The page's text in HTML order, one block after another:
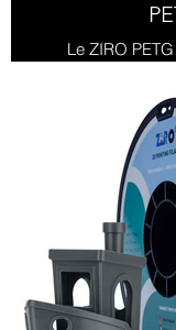
Le ZIRO
résistance et